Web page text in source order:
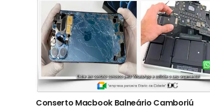
Conserto Macbook Balneário Camboriú